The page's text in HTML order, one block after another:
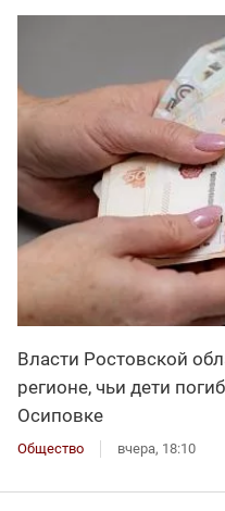
Власти Ростовской
регионе, чьи дети
Осиповке
Общество вчера, 18:10